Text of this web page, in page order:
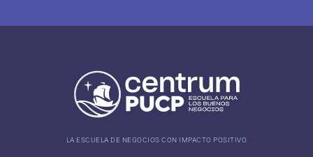
LA ESCUELA DE NEGOCIOS CON IMPACTO POSITIVO